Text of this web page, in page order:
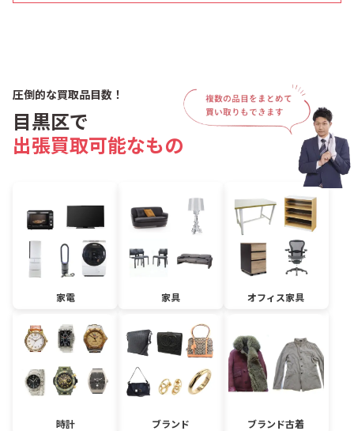
圧倒的な買取品目数！
目黒区で
出張買取可能なもの
家電 家具 オフィス家具
時計 ブランド ブランド古着